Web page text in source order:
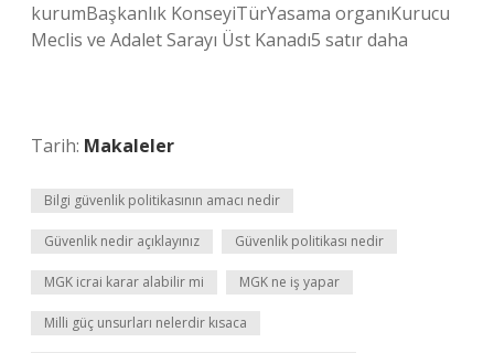
kurumBaşkanlık KonseyiTürYasama organıKurucu
Meclis ve Adalet Sarayı Üst Kanadı5 satır daha
Tarih: Makaleler
Bilgi güvenlik politikasının amacı nedir
Güvenlik nedir açıklayınız Güvenlik politikası nedir
MGK icrai karar alabilir mi MGK ne iş yapar
Milli güç unsurları nelerdir kısaca